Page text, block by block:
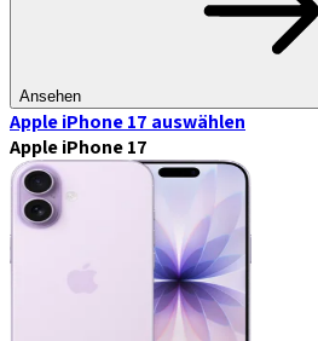
Ansehen
Apple iPhone 17 auswählen
Apple iPhone 17